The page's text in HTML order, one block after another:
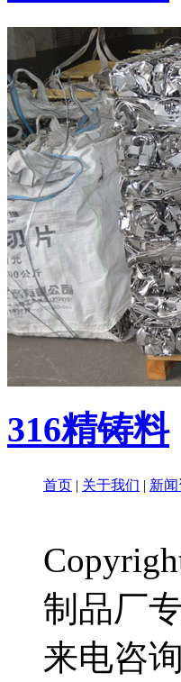
316精铸料
首页 | 关于我们 | 新
制品厂
来电咨